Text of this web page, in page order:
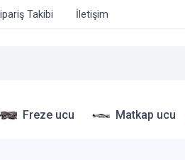
Takibi İletişim
Freze ucu Matkap ucu